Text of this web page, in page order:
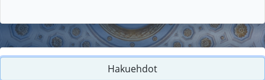
Hakuehdot